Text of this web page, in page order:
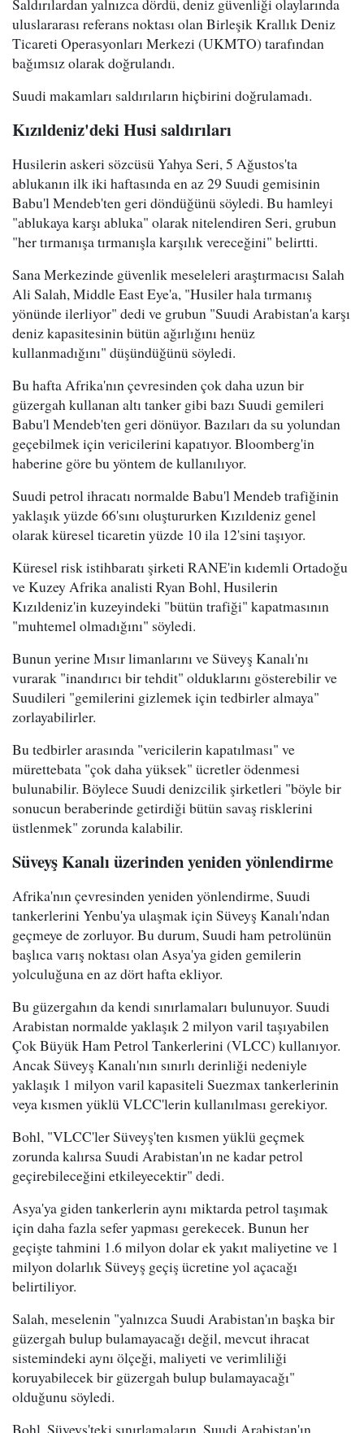
Saldırılardan yalnızca dördü, deniz güvenliği olaylarında
uluslararası referans noktası olan Birleşik Krallık Deniz
Ticareti Operasyonları Merkezi (UKMTO) tarafından
bağımsız olarak doğrulandı.
Suudi makamları saldırıların hiçbirini doğrulamadı.
Kızıldeniz'deki Husi saldırıları
Husilerin askeri sözcüsü Yahya Seri, 5 Ağustos'ta
ablukanın ilk iki haftasında en az 29 Suudi gemisinin
Babu'l Mendeb'ten geri döndüğünü söyledi. Bu hamleyi
"ablukaya karşı abluka" olarak nitelendiren Seri, grubun
"her tırmanışa tırmanışla karşılık vereceğini" belirtti.
Sana Merkezinde güvenlik meseleleri araştırmacısı Salah
Ali Salah, Middle East Eye'a, "Husiler hala tırmanış
yönünde ilerliyor" dedi ve grubun "Suudi Arabistan'a karşı
deniz kapasitesinin bütün ağırlığını henüz
kullanmadığını" düşündüğünü söyledi.
Bu hafta Afrika'nın çevresinden çok daha uzun bir
güzergah kullanan altı tanker gibi bazı Suudi gemileri
Babu'l Mendeb'ten geri dönüyor. Bazıları da su yolundan
geçebilmek için vericilerini kapatıyor. Bloomberg'in
haberine göre bu yöntem de kullanılıyor.
Suudi petrol ihracatı normalde Babu'l Mendeb trafiğinin
yaklaşık yüzde 66'sını oluştururken Kızıldeniz genel
olarak küresel ticaretin yüzde 10 ila 12'sini taşıyor.
Küresel risk istihbaratı şirketi RANE'in kıdemli Ortadoğu
ve Kuzey Afrika analisti Ryan Bohl, Husilerin
Kızıldeniz'in kuzeyindeki "bütün trafiği" kapatmasının
"muhtemel olmadığını" söyledi.
Bunun yerine Mısır limanlarını ve Süveyş Kanalı'nı
vurarak "inandırıcı bir tehdit" olduklarını gösterebilir ve
Suudileri "gemilerini gizlemek için tedbirler almaya"
zorlayabilirler.
Bu tedbirler arasında "vericilerin kapatılması" ve
mürettebata "çok daha yüksek" ücretler ödenmesi
bulunabilir. Böylece Suudi denizcilik şirketleri "böyle bir
sonucun beraberinde getirdiği bütün savaş risklerini
üstlenmek" zorunda kalabilir.
Süveyş Kanalı üzerinden yeniden yönlendirme
Afrika'nın çevresinden yeniden yönlendirme, Suudi
tankerlerini Yenbu'ya ulaşmak için Süveyş Kanalı'ndan
geçmeye de zorluyor. Bu durum, Suudi ham petrolünün
başlıca varış noktası olan Asya'ya giden gemilerin
yolculuğuna en az dört hafta ekliyor.
Bu güzergahın da kendi sınırlamaları bulunuyor. Suudi
Arabistan normalde yaklaşık 2 milyon varil taşıyabilen
Çok Büyük Ham Petrol Tankerlerini (VLCC) kullanıyor.
Ancak Süveyş Kanalı'nın sınırlı derinliği nedeniyle
yaklaşık 1 milyon varil kapasiteli Suezmax tankerlerinin
veya kısmen yüklü VLCC'lerin kullanılması gerekiyor.
Bohl, "VLCC'ler Süveyş'ten kısmen yüklü geçmek
zorunda kalırsa Suudi Arabistan'ın ne kadar petrol
geçirebileceğini etkileyecektir" dedi.
Asya'ya giden tankerlerin aynı miktarda petrol taşımak
için daha fazla sefer yapması gerekecek. Bunun her
geçişte tahmini 1.6 milyon dolar ek yakıt maliyetine ve 1
milyon dolarlık Süveyş geçiş ücretine yol açacağı
belirtiliyor.
Salah, meselenin "yalnızca Suudi Arabistan'ın başka bir
güzergah bulup bulamayacağı değil, mevcut ihracat
sistemindeki aynı ölçeği, maliyeti ve verimliliği
koruyabilecek bir güzergah bulup bulamayacağı"
olduğunu söyledi.
Bohl, Süveyş'teki sınırlamaların, Suudi Arabistan'ın